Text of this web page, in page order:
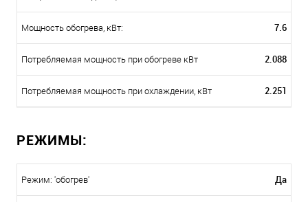
Мощность обогрева, кВт: 7.6
Потребляемая мощность при обогреве кВт 2.088
Потребляемая мощность при охлаждении, кВт 2.251
РЕЖИМЫ:
Режим: 'обогрев' Да